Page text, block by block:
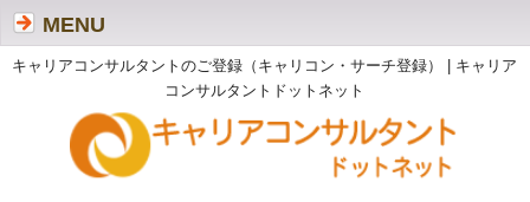
キャリアコンサルタントのご登録（キャリコン・サーチ登録） | キャリア
コンサルタントドットネット
MENU